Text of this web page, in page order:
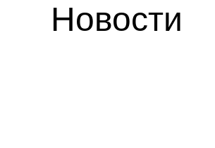
Новости